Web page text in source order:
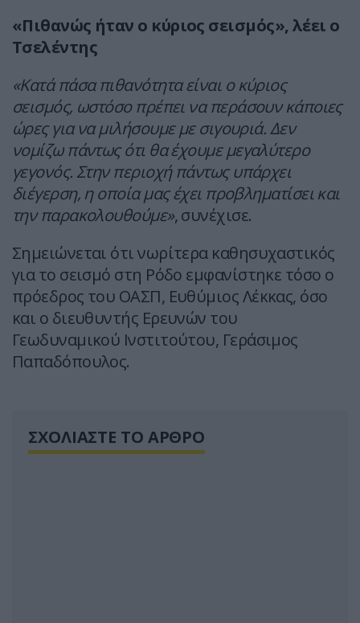
«Πιθανώς ήταν ο κύριος σεισμός», λέει ο
Τσελέντης
«Κατά πάσα πιθανότητα είναι ο κύριος
σεισμός, ωστόσο πρέπει να περάσουν κάποιες
ώρες για να μιλήσουμε με σιγουριά. Δεν
νομίζω πάντως ότι θα έχουμε μεγαλύτερο
γεγονός. Στην περιοχή πάντως υπάρχει
διέγερση, η οποία μας έχει προβληματίσει και
την παρακολουθούμε», συνέχισε.
Σημειώνεται ότι νωρίτερα καθησυχαστικός
για το σεισμό στη Ρόδο εμφανίστηκε τόσο ο
πρόεδρος του ΟΑΣΠ, Ευθύμιος Λέκκας, όσο
και ο διευθυντής Ερευνών του
Γεωδυναμικού Ινστιτούτου, Γεράσιμος
Παπαδόπουλος.
ΣΧΟΛΙΑΣΤΕ ΤΟ ΑΡΘΡΟ